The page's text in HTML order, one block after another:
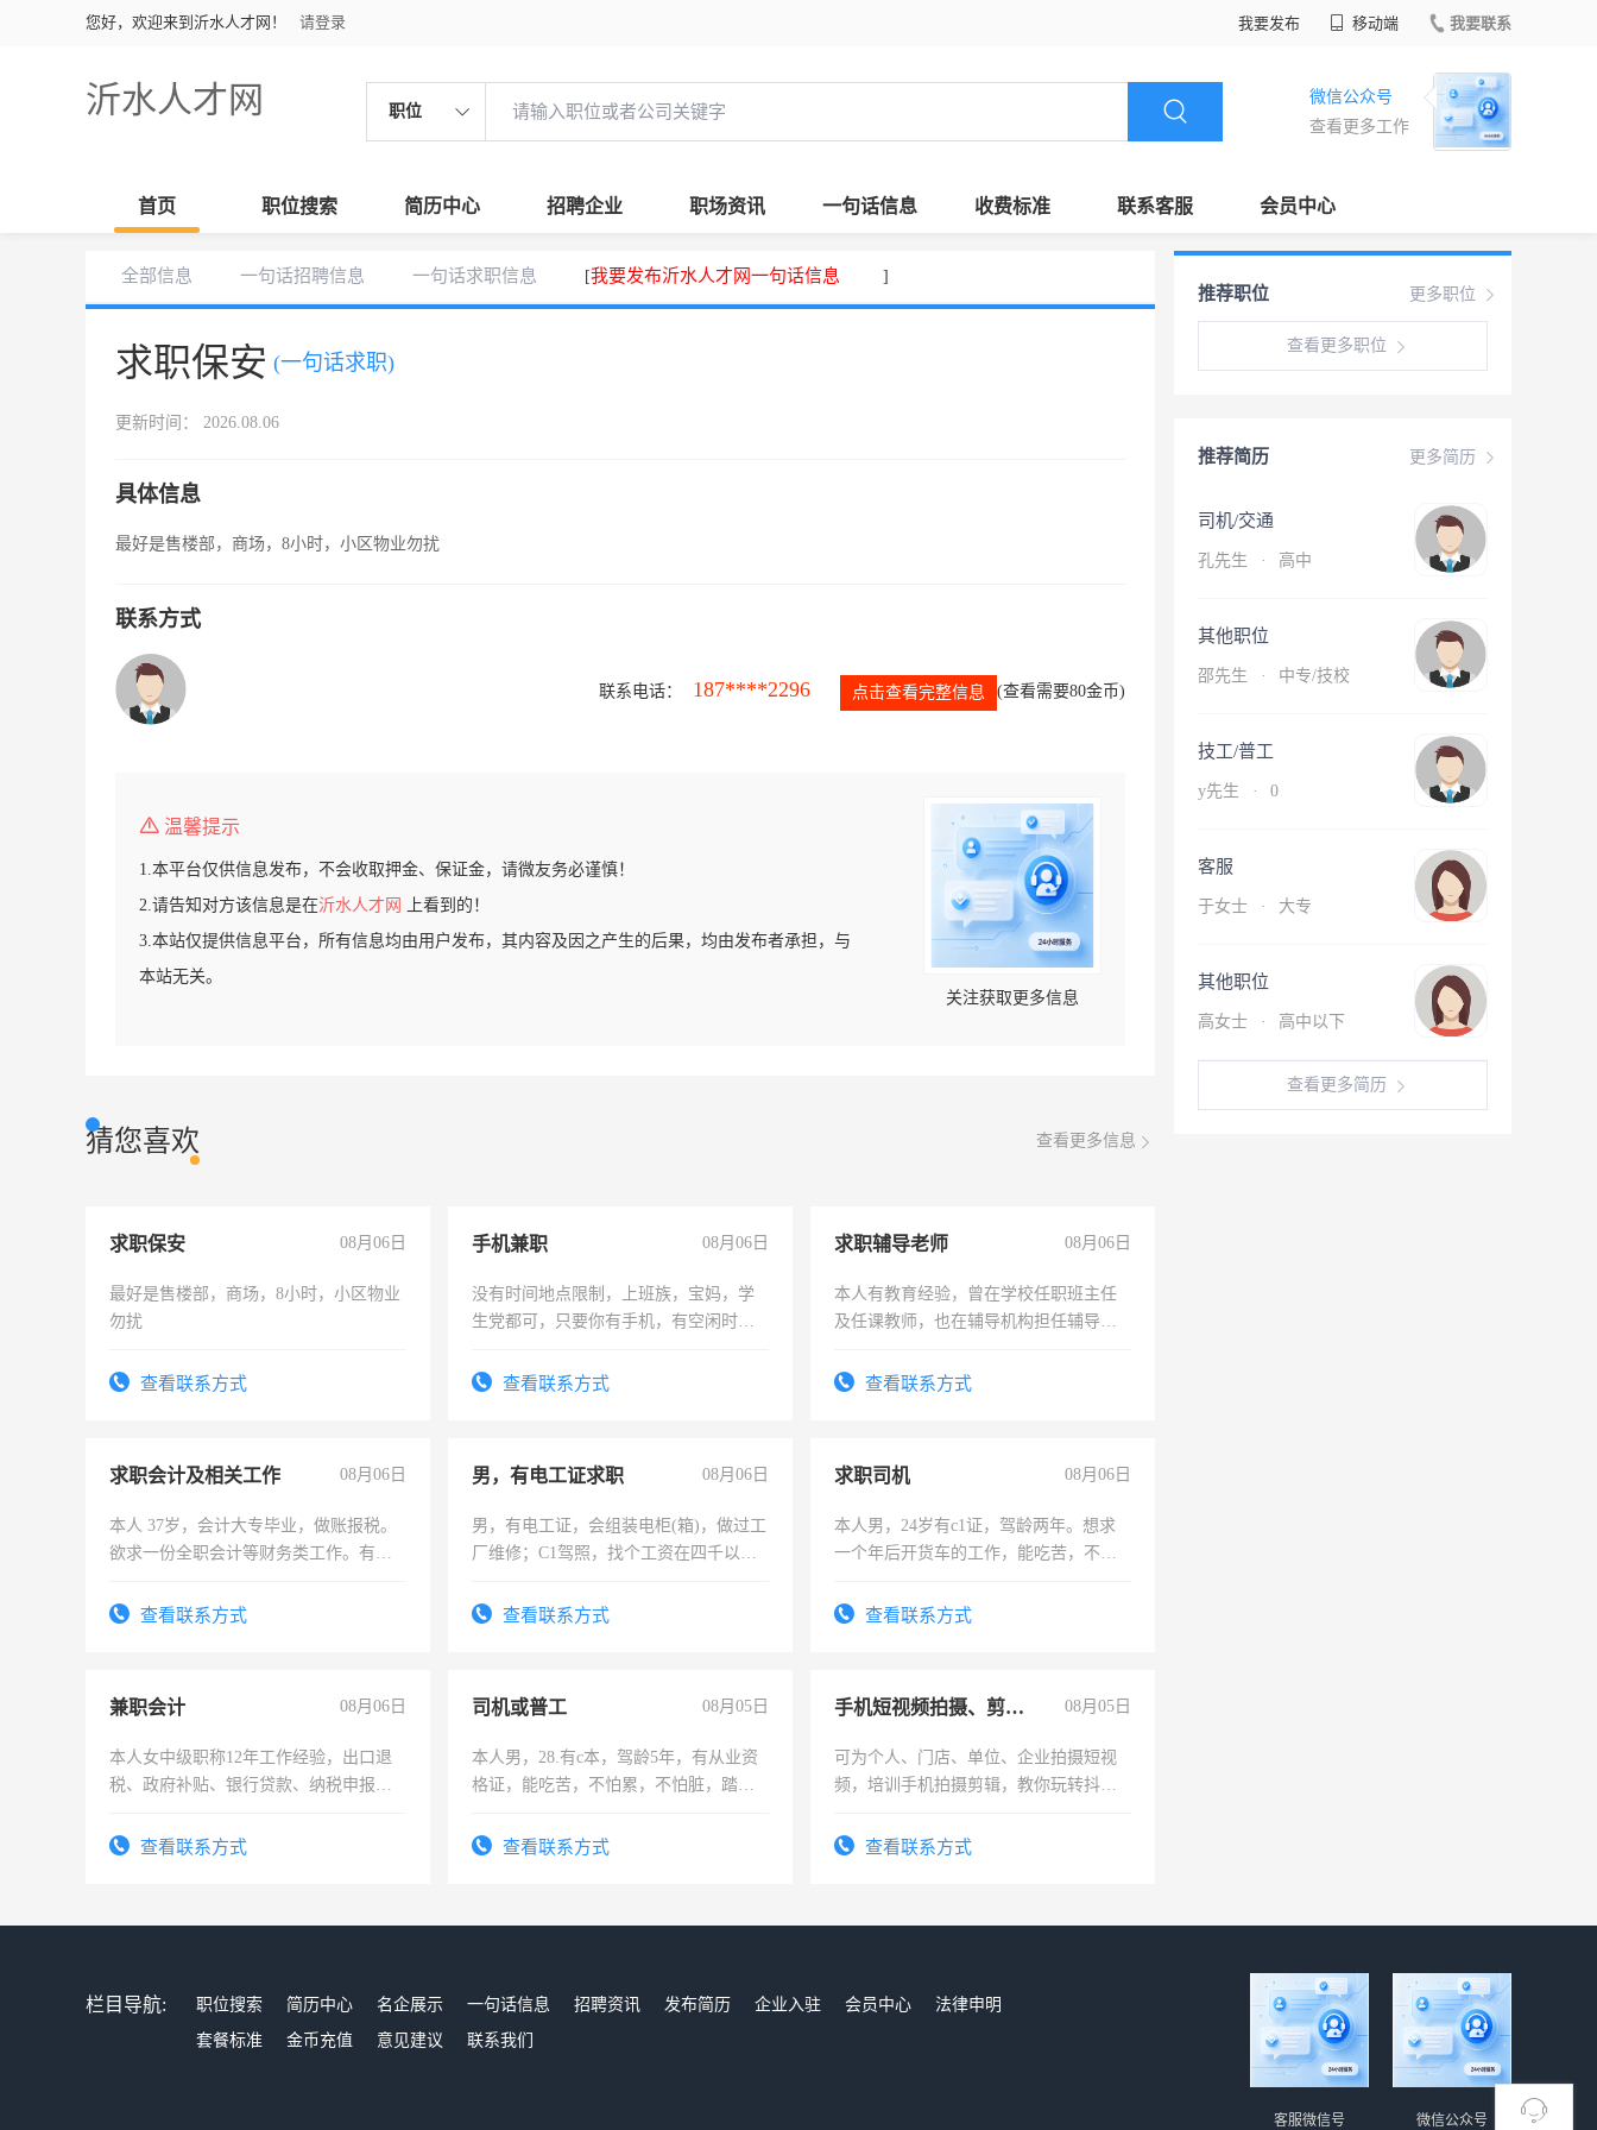
您好，欢迎来到沂水人才网！ 请登录 我要发布 移动端 我要联系
沂水人才网 职位
微信公众号
查看更多工作
首页 职位搜索 简历中心 招聘企业 职场资讯 一句话信息 收费标准 联系客服 会员中心
全部信息 一句话招聘信息 一句话求职信息 [我要发布沂水人才网一句话信息 ]
求职保安 (一句话求职)
更新时间： 2026.08.06
具体信息
最好是售楼部，商场，8小时，小区物业勿扰
联系方式
联系电话： 187****2296 点击查看完整信息 (查看需要80金币)
温馨提示
1.本平台仅供信息发布，不会收取押金、保证金，请微友务必谨慎！
2.请告知对方该信息是在沂水人才网
上看到的！
3.本站仅提供信息平台，所有信息均由用户发布，其内容及因之产生的后果，均由发布者承担，与
本站无关。
关注获取更多信息
猜您喜欢 查看更多信息
求职保安 08月06日
最好是售楼部，商场，8小时，小区物业
勿扰
查看联系方式
手机兼职 08月06日
没有时间地点限制，上班族，宝妈，学
生党都可，只要你有手机，有空闲时
勤快的四五十，每天挣零花钱没问题！
查看联系方式
求职辅导老师 08月06日
本人有教育经验，曾在学校任职班主任
及任课教师，也在辅导机构担任辅导教
查看联系方式
求职会计及相关工作 08月06日
本人 37岁，会计大专毕业，做账报税。
欲求一份全职会计等财务类工作。有会
查看联系方式
男，有电工证求职 08月06日
男，有电工证，会组装电柜(箱)，做过工
厂维修；C1驾照，找个工资在四千以
电话查看联系方式
求职司机 08月06日
本人男，24岁有c1证，驾龄两年。想求
一个年后开货车的工作，能吃苦，不怕
查看联系方式
兼职会计 08月06日
本人女中级职称12年工作经验，出口退
税、政府补贴、银行贷款、纳税申报、
务，财务咨询等业务。欲求兼职会计工
查看联系方式
司机或普工 08月05日
本人男，28.有c本，驾龄5年，有从业资
格证，能吃苦，不怕累，不怕脏，踏
查看联系方式
手机短视频拍摄、剪辑、抖音快手 08月05日
可为个人、门店、单位、企业拍摄短视
频，培训手机拍摄剪辑，教你玩转抖音
频，培训手机拍摄剪辑，教你玩转抖
查看联系方式
更多职位
推荐职位
查看更多职位
更多简历
推荐简历
司机/交通
孔先生 · 高中
其他职位
邵先生 · 中专/技校
技工/普工
y先生 · 0
客服
于女士 · 大专
其他职位
高女士 · 高中以下
查看更多简历
栏目导航: 职位搜索 简历中心 名企展示 一句话信息 招聘资讯 发布简历 企业入驻 会员中心
法律申明
套餐标准
金币充值 意见建议 联系我们
微信公众号
客服微信号